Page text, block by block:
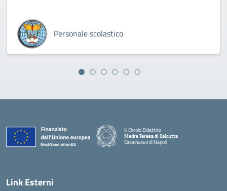
Personale scolastico
III Circolo Didattico
Madre Teresa di Calcutta
Casalnuovo di Napoli
— Visita la pagina iniziale della scuola
Link Esterni